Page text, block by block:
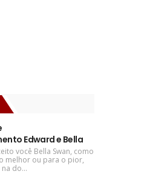
Edward e Bella
você Bella Swan, como
melhor ou para o pior,
do...